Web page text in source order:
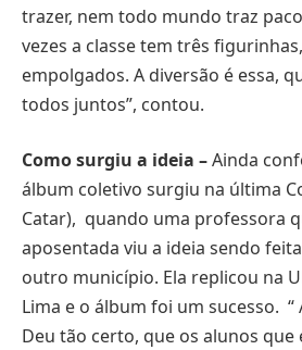
trazer, nem todo mundo traz
vezes a classe tem três
empolgados. A diversão é essa,
todos juntos”, contou.
Como surgiu a ideia –Ainda
álbum coletivo surgiu na última
Catar), quando uma professora
aposentada viu a ideia sendo
outro município. Ela replicou na
Lima e o álbum foi um sucesso. “
Deu tão certo, que os alunos que